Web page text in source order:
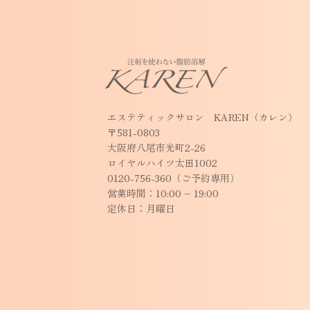
エステティックサロン KAREN（カレン）
〒581-0803
大阪府八尾市光町2-26
ロイヤルハイツ太田1002
0120-756-360（ご予約専用）
営業時間：10:00 – 19:00
定休日：月曜日